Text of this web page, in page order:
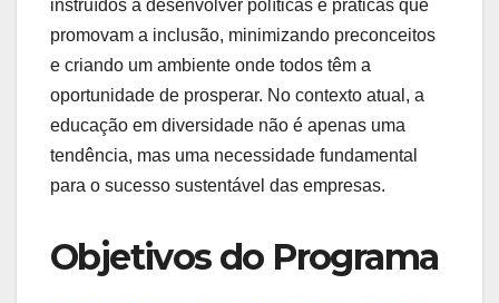
instruídos a desenvolver políticas e práticas que
promovam a inclusão, minimizando preconceitos
e criando um ambiente onde todos têm a
oportunidade de prosperar. No contexto atual, a
educação em diversidade não é apenas uma
tendência, mas uma necessidade fundamental
para o sucesso sustentável das empresas.
Objetivos do Programa